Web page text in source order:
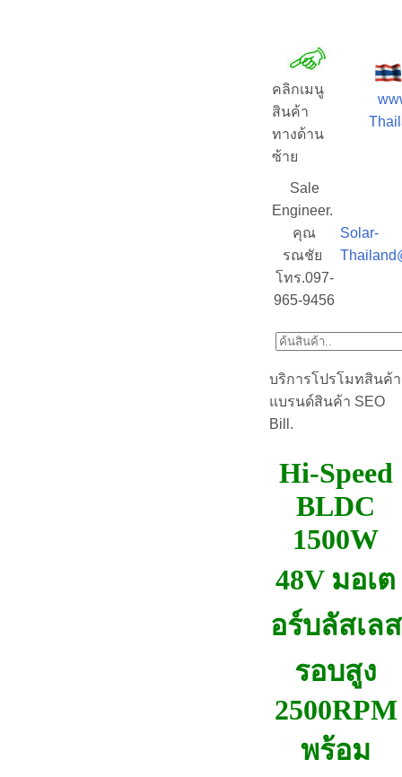
คลิกเมนู
สินค้า
ทางด้าน
ซ้าย
Sale
Engineer.
คุณ
รณชัย
โทร.097-
965-9456
Solar-
บริการโปรโมทสินค้า
แบรนด์สินค้า SEO
Bill.
Hi-Speed
BLDC
1500W
48V มอเต
อร์บลัสเลส
รอบสูง
2500RPM
พร้อม